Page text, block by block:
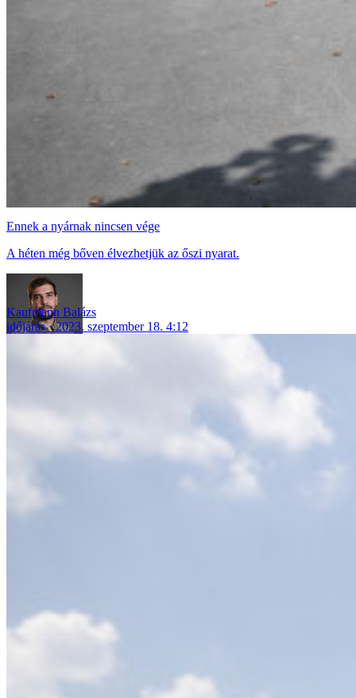
Ennek a nyárnak nincsen vége
A héten még bőven élvezhetjük az őszi nyarat.
Kaufmann Balázs
időjárás
2023. szeptember 18. 4:12